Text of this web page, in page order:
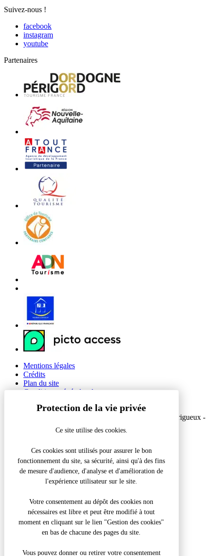
Suivez-nous !
facebook
instagram
youtube
Partenaires
Mentions légales
Crédits
Plan du site
Conditions générales de vente
© 2026 Office de Tourisme Intercommunal du Grand Périgueux -
Réalisation Koredge
Accueil
Réparation et entretien de vélos
Fermer la modale
Que recherchez-vous ?
Recherche pour :
Ce site utilise des cookies.
Ces cookies sont utilisés pour assurer le bon
fonctionnement du site, sa sécurité, ainsi qu'à des fins
de mesure d'audience, d'analyse et d'amélioration de
l'expérience utilisateur sur le site.
Votre consentement au dépôt des cookies non
nécessaires est libre et peut être modifié à tout
moment en cliquant sur le lien "Gestion des cookies"
en bas de chacune des pages du site.
Vous pouvez donner ou retirer votre consentement